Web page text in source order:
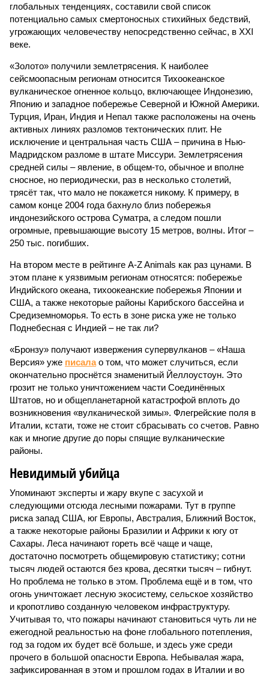
глобальных тенденциях, составили свой список
потенциально самых смертоносных стихийных бедствий,
угрожающих человечеству непосредственно сейчас, в XXI
веке.
«Золото» получили землетрясения. К наиболее
сейсмоопасным регионам относится Тихоокеанское
вулканическое огненное кольцо, включающее Индонезию,
Японию и западное побережье Северной и Южной Америки.
Турция, Иран, Индия и Непал также расположены на очень
активных линиях разломов тектонических плит. Не
исключение и центральная часть США – причина в Нью-
Мадридском разломе в штате Миссури. Землетрясения
средней силы – явление, в общем-то, обычное и вполне
сносное, но периодически, раз в несколько столетий,
трясёт так, что мало не покажется никому. К примеру, в
самом конце 2004 года бахнуло близ побережья
индонезийского острова Суматра, а следом пошли
огромные, превышающие высоту 15 метров, волны. Итог –
250 тыс. погибших.
На втором месте в рейтинге A-Z Animals как раз цунами. В
этом плане к уязвимым регионам относятся: побережье
Индийского океана, тихо­океанские побережья Японии и
США, а также некоторые районы Карибского бассейна и
Средиземноморья. То есть в зоне риска уже не только
Поднебесная с Индией – не так ли?
«Бронзу» получают извержения супервулканов – «Наша
Версия» уже писалао том, что может случиться, если
окончательно проснётся знаменитый Йеллоустоун. Это
грозит не только уничтожением части Соединённых
Штатов, но и общепланетарной катастрофой вплоть до
возникновения «вулканической зимы». Флегрейские поля в
Италии, кстати, тоже не стоит сбрасывать со счетов. Равно
как и многие другие до поры спящие вулканические
районы.
Невидимый убийца
Упоминают эксперты и жару вкупе с засухой и
следующими отсюда лесными пожарами. Тут в группе
риска запад США, юг Европы, Австралия, Ближний Восток,
а также некоторые районы Бразилии и Африки к югу от
Сахары. Леса начинают гореть всё чаще и чаще,
достаточно посмотреть общемировую статистику; сотни
тысяч людей остаются без крова, десятки тысяч – гибнут.
Но проблема не только в этом. Проблема ещё и в том, что
огонь уничтожает лесную экосистему, сельское хозяйство
и кропотливо созданную человеком инфраструктуру.
Учитывая то, что пожары начинают становиться чуть ли не
ежегодной реальностью на фоне глобального потепления,
год за годом их будет всё больше, и здесь уже среди
прочего в большой опасности Европа. Небывалая жара,
зафиксированная в этом и прошлом годах в Италии и во